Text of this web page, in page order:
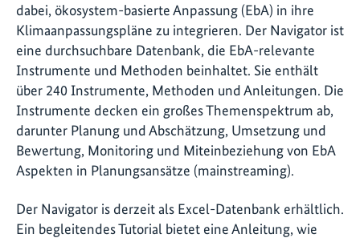
dabei, ökosystem-basierte Anpassung (EbA) in ihre
Klimaanpassungspläne zu integrieren. Der Navigator ist
eine durchsuchbare Datenbank, die EbA-relevante
Instrumente und Methoden beinhaltet. Sie enthält
über 240 Instrumente, Methoden und Anleitungen. Die
Instrumente decken ein großes Themenspektrum ab,
darunter Planung und Abschätzung, Umsetzung und
Bewertung, Monitoring und Miteinbeziehung von EbA
Aspekten in Planungsansätze (mainstreaming).
Der Navigator is derzeit als Excel-Datenbank erhältlich.
Ein begleitendes Tutorial bietet eine Anleitung, wie